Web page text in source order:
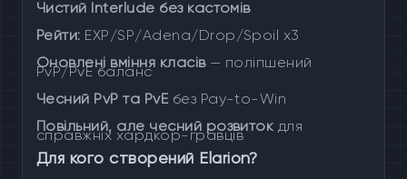
Чистий Interlude без кастомів
Рейти: EXP/SP/Adena/Drop/Spoil x3
Оновлені вміння класів— поліпшений
PvP/PvE баланс
Чесний PvP та PvEбез Pay-to-Win
Повільний, але чесний розвиток для
справжніх хардкор-гравців
Для кого створений Elarion?